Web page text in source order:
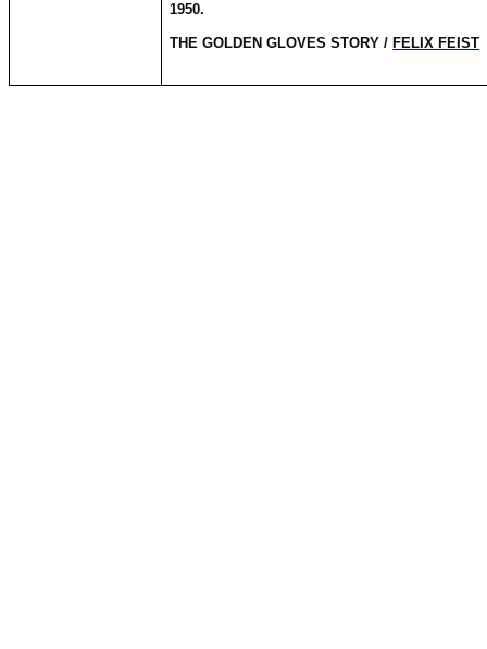
1950.
THE GOLDEN GLOVES STORY / FELIX FEIST